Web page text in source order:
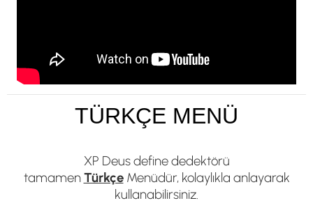
TÜRKÇE MENÜ
XP Deus define dedektörü
tamamenTürkçeMenüdür, kolaylıkla anlayarak
kullanabilirsiniz.